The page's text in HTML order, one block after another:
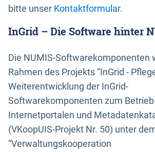
bitte unser Kontaktformular.
InGrid – Die Software hinter
Die NUMIS-Softwarekomponenten
Rahmen des Projekts “InGrid -
Weiterentwicklung der InGrid-
Softwarekomponenten zum Betrieb
Internetportalen und
(VKoopUIS-Projekt Nr. 50) unter
“Verwaltungskooperation